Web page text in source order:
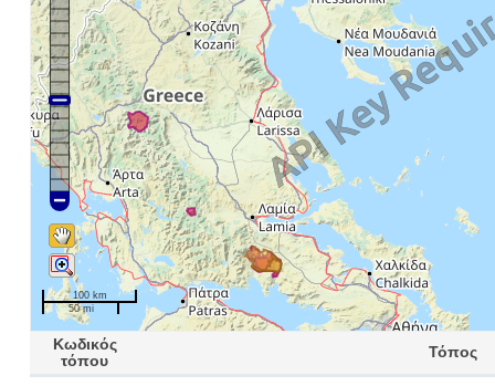
100 km
50 mi
Κωδικός
τόπου
Τόπος